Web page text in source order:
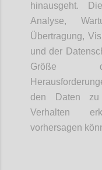
hinausgeht.
Analyse,
Übertragung,
und der
Größe
den Daten zu
Verhalten
vorhersagen